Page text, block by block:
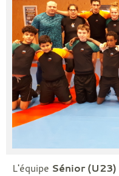
L'équipe Sénior (U23)